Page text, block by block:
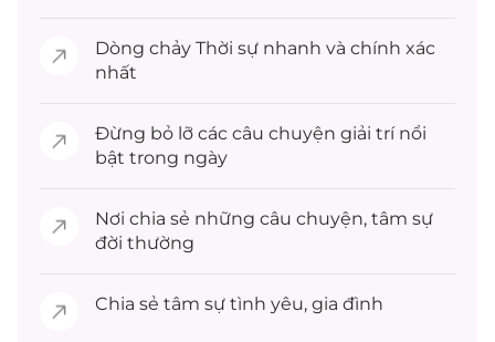
Dòng chảy Thời sự nhanh và chính xác
nhất
Đừng bỏ lỡ các câu chuyện giải trínổi
bật trong ngày
Nơi chia sẻ những câu chuyện, tâm sự
đời thường
Chia sẻ tâm sự tình yêu, gia đình